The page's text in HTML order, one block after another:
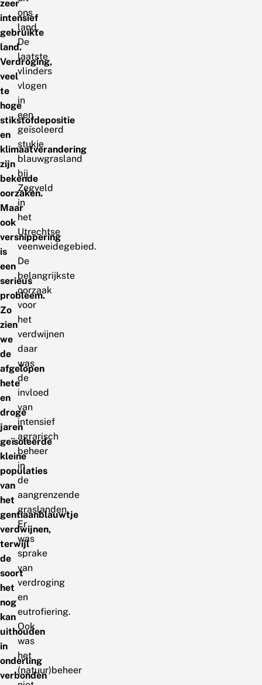
zeer
intensief
gebruikte
land.
Verdroging,
veel
te
hoge
stikstofdepositie
en
klimaatverandering
zijn
bekende
oorzaken.
Maar
ook
versnippering
is
een
serieus
probleem.
Zo
zien
we
de
afgelopen
hete
en
droge
jaren
geïsoleerde
kleine
populaties
van
het
gentiaanblauwtje
verdwijnen,
terwijl
de
soort
het
nog
kan
uithouden
in
onderling
verbonden
ons
land.
De
laatste
vlinders
vlogen
in
een
geïsoleerd
stukje
blauwgrasland
bij
Zegveld
in
het
Utrechtse
veenweidegebied.
De
belangrijkste
oorzaak
voor
het
verdwijnen
daar
was
de
invloed
van
intensief
agrarisch
beheer
in
de
aangrenzende
graslanden.
Er
was
sprake
van
verdroging
en
eutrofiering.
Ook
was
het
(natuur)beheer